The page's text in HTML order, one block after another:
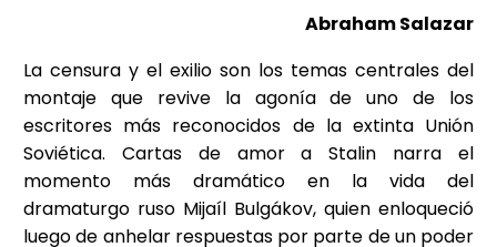
Abraham Salazar
La censura y el exilio son los temas centrales del
montaje que revive la agonía de uno de los
escritores más reconocidos de la extinta Unión
Soviética. Cartas de amor a Stalin narra el
momento más dramático en la vida del
dramaturgo ruso Mijaíl Bulgákov, quien enloqueció
luego de anhelar respuestas por parte de un poder